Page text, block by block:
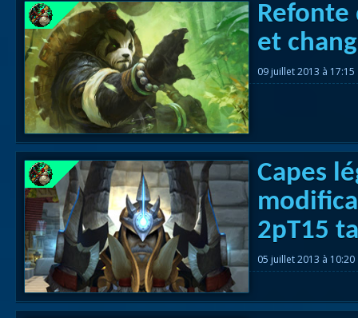
Refonte
et
09 juillet 2013 à 17:15
Capes
2pT15
05 juillet 2013 à 10:20